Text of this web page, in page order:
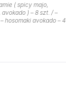
( spicy majo,
) – 8 szt. / –
hosomaki avokado – 4